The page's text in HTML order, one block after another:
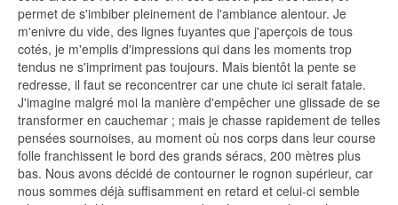
permet de s'imbiber pleinement de l'ambiance alentour. Je
m'enivre du vide, des lignes fuyantes que j'aperçois de tous
cotés, je m'emplis d'impressions qui dans les moments trop
tendus ne s'impriment pas toujours. Mais bientôt la pente se
redresse, il faut se reconcentrer car une chute ici serait fatale.
J'imagine malgré moi la manière d'empêcher une glissade de se
transformer en cauchemar ; mais je chasse rapidement de telles
pensées sournoises, au moment où nos corps dans leur course
folle franchissent le bord des grands séracs, 200 mètres plus
bas. Nous avons décidé de contourner le rognon supérieur, car
nous sommes déjà suffisamment en retard et celui-ci semble